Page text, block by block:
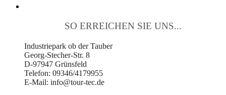
SO ERREICHEN SIE UNS...
Industriepark ob der Tauber
Georg-Stecher-Str. 8
D-97947 Grünsfeld
Telefon: 09346/4179955
E-Mail: info@tour-tec.de